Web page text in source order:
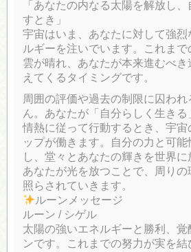
「あなたの内なる太陽を解放し
すとき」
宇宙はいま、あなたに対して強烈
ルギーを注いでいます。これま
雲が晴れ、あなたが本来進むべ
えてくるタイミングです。
周囲の評価や過去の制限に囚わ
ん。あなたが「自分らしく生きる
情熱に従って行動するとき、宇
ップが働きます。自分の力と可
し、堂々とあなたの輝きを世界に
あなたが光を放つことで、周りの
照らされていきます。
ルーンメッセージ
ルーン / シゲル
太陽の強いエネルギーと勝利、
ンです。これまでの努力が実を結